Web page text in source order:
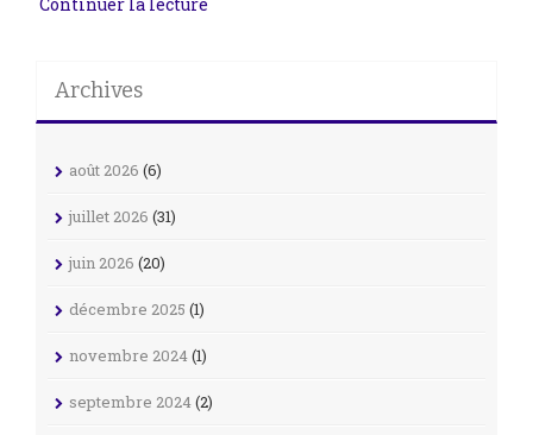
Archives
août 2026 (6)
juillet 2026 (31)
juin 2026 (20)
décembre 2025 (1)
novembre 2024(1)
septembre 2024(2)